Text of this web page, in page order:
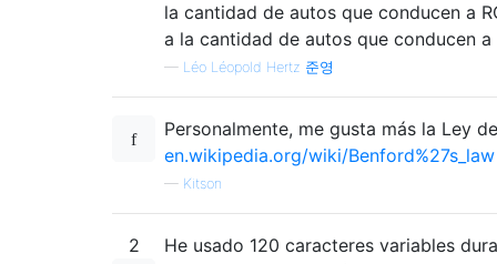
la cantidad de autos que conducen a
a la cantidad de autos que conducen
— Léo Léopold Hertz 준영
Personalmente, me gusta más la Ley
en.wikipedia.org/wiki/Benford%27s_law
— Kitson
2
He usado 120 caracteres variables